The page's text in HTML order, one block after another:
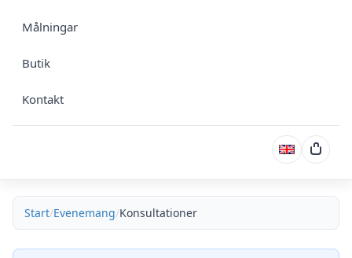
Målningar
Butik
Kontakt
Start Evenemang Konsultationer